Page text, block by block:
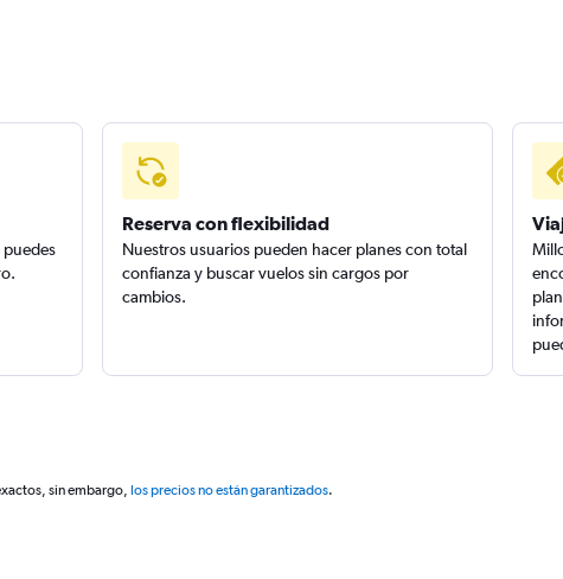
puedes
Reserva con flexibilidad
Nuestros usuarios pueden hacer planes con total
confianza y buscar vuelos sin cargos por
cambios.
sin embargo, los precios no están garantizados.